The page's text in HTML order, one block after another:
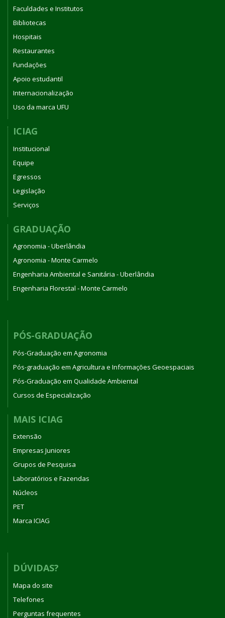
Faculdades e Institutos
Bibliotecas
Hospitais
Restaurantes
Fundações
Apoio estudantil
Internacionalização
Uso da marca UFU
ICIAG
Institucional
Equipe
Egressos
Legislação
Serviços
GRADUAÇÃO
Agronomia - Uberlândia
Agronomia - Monte Carmelo
Engenharia Ambiental e Sanitária - Uberlândia
Engenharia Florestal - Monte Carmelo
PÓS-GRADUAÇÃO
Pós-Graduação em Agronomia
Pós-graduação em Agricultura e Informações Geoespaciais
Pós-Graduação em Qualidade Ambiental
Cursos de Especialização
MAIS ICIAG
Extensão
Empresas Juniores
Grupos de Pesquisa
Laboratórios e Fazendas
Núcleos
PET
Marca ICIAG
DÚVIDAS?
Mapa do site
Telefones
Perguntas frequentes